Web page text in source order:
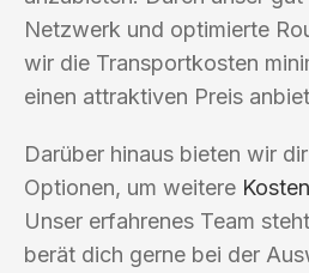
Netzwerk und optimierte
wir die Transportkosten
einen attraktiven Preis
Darüber hinaus bieten wir
Optionen, um weitere Kosten
Unser erfahrenes Team
berät dich gerne bei der